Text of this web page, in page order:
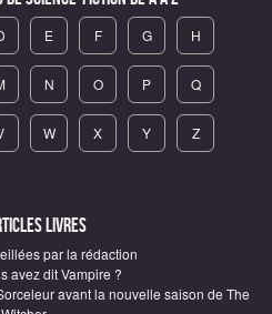
E F G H
N O P Q
W X Y Z
Livres
par la rédaction
avez dit Vampire ?
avant la nouvelle saison de The